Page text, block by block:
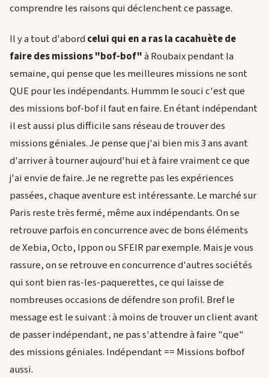
comprendre les raisons qui déclenchent ce passage.
Il y a tout d'abordcelui qui en a ras la cacahuète de
faire des missions "bof-bof"à Roubaix pendant la
semaine, qui pense que les meilleures missions ne sont
QUE pour les indépendants. Hummm le souci c'est que
des missions bof-bof il faut en faire. En étant indépendant
il est aussi plus difficile sans réseau de trouver des
missions géniales. Je pense que j'ai bien mis 3 ans avant
d'arriver à tourner aujourd'hui et à faire vraiment ce que
j'ai envie de faire. Je ne regrette pas les expériences
passées, chaque aventure est intéressante. Le marché sur
Paris reste très fermé, même aux indépendants. On se
retrouve parfois en concurrence avec de bons éléments
de Xebia, Octo, Ippon ou SFEIR par exemple. Mais je vous
rassure, on se retrouve en concurrence d'autres sociétés
qui sont bien ras-les-paquerettes, ce qui laisse de
nombreuses occasions de défendre son profil. Bref le
message est le suivant : à moins de trouver un client avant
de passer indépendant, ne pas s'attendre à faire "que"
des missions géniales. Indépendant == Missions bofbof
aussi.